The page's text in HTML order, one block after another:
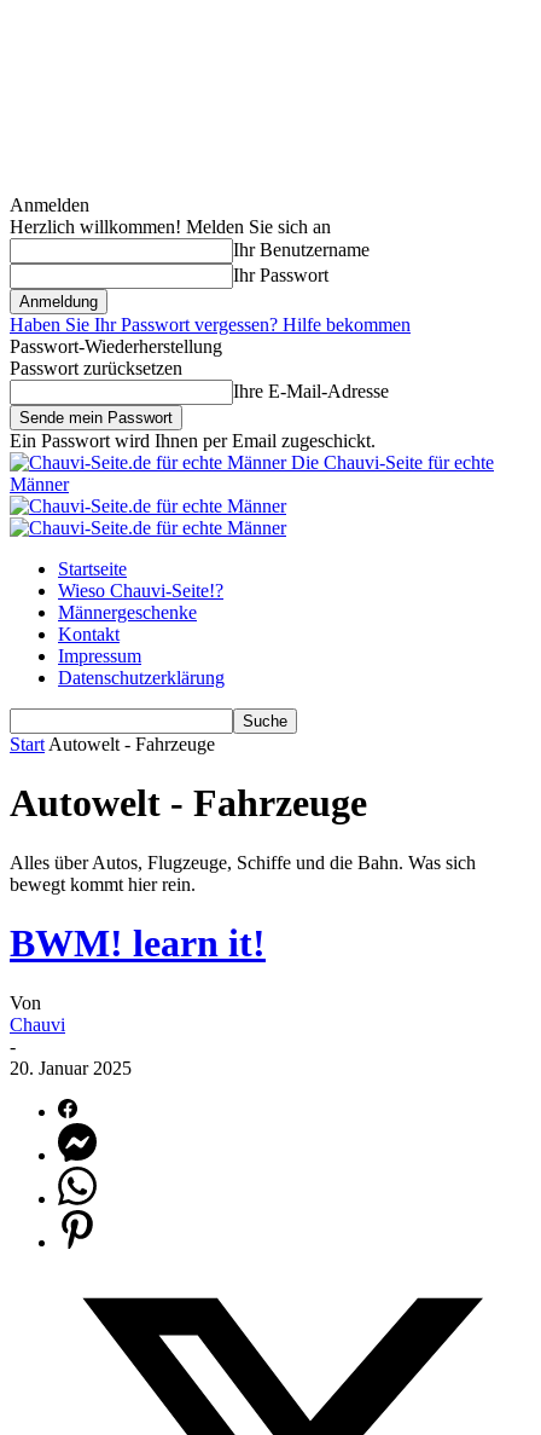
Anmelden
Herzlich willkommen! Melden Sie sich an
Ihr Benutzername
Ihr Passwort
Haben Sie Ihr Passwort vergessen? Hilfe bekommen
Passwort-Wiederherstellung
Passwort zurücksetzen
Ihre E-Mail-Adresse
Ein Passwort wird Ihnen per Email zugeschickt.
Die Chauvi-Seite für echte
Männer
Startseite
Wieso Chauvi-Seite!?
Männergeschenke
Kontakt
Impressum
Datenschutzerklärung
Start Autowelt - Fahrzeuge
Autowelt - Fahrzeuge
Alles über Autos, Flugzeuge, Schiffe und die Bahn. Was sich
bewegt kommt hier rein.
BWM! learn it!
Von
Chauvi
-
20. Januar 2025